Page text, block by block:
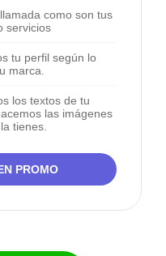
como son tus
servicios
tu perfil según lo
marca.
los textos de tu
las imágenes
tienes.
PROMO